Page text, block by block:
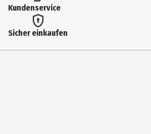
EU-Bio
Öko-Kontrollstelle
Kundenservice
Sicher einkaufen